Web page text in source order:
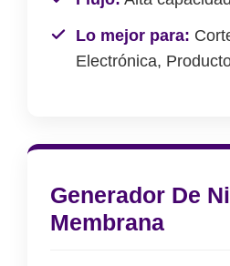
Lo mejor para:
Electrónica,
Generador De
Membrana